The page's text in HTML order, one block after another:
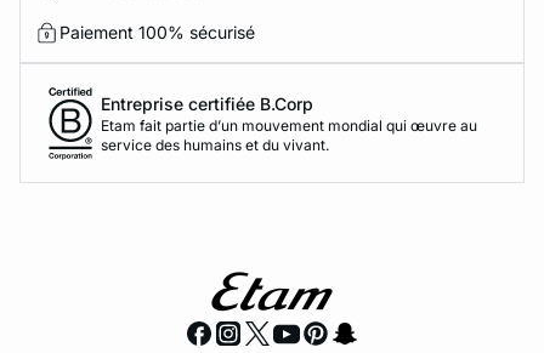
Paiement 100% sécurisé
Entreprise certifiée B.Corp
Etam fait partie d’un mouvement mondial qui œuvre au
service des humains et du vivant.